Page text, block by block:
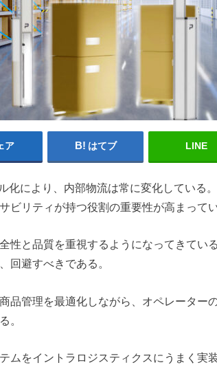
ア はてブ LINE
化により、内部物流は常に変化している
ビリティが持つ役割の重要性が高まってい
性と品質を重視するようになってきてい
回避すべきである。
品管理を最適化しながら、オペレーター
。
ムをイントラロジスティクスにうまく実